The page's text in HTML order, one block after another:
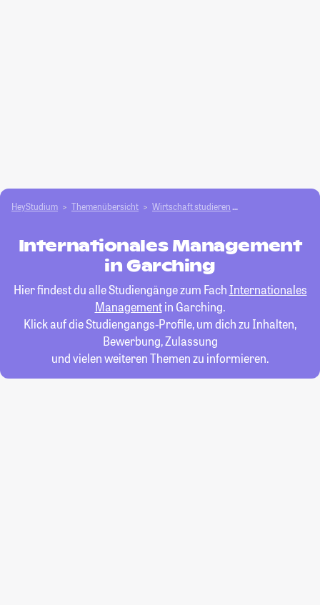
HeyStudium Themenübersicht Wirtschaft studieren
Internationales Management
in Garching
Hier findest du alle Studiengänge zum Fach Internationales
Managementin Garching.
Klick auf die Studiengangs-Profile, um dich zu Inhalten,
Bewerbung, Zulassung
und vielen weiteren Themen zu informieren.